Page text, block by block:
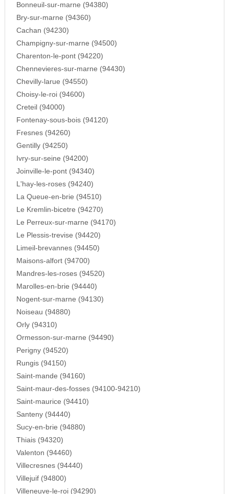
Bonneuil-sur-marne (94380)
Bry-sur-marne (94360)
Cachan (94230)
Champigny-sur-marne (94500)
Charenton-le-pont (94220)
Chennevieres-sur-marne (94430)
Chevilly-larue (94550)
Choisy-le-roi (94600)
Creteil (94000)
Fontenay-sous-bois (94120)
Fresnes (94260)
Gentilly (94250)
Ivry-sur-seine (94200)
Joinville-le-pont (94340)
L'hay-les-roses (94240)
La Queue-en-brie (94510)
Le Kremlin-bicetre (94270)
Le Perreux-sur-marne (94170)
Le Plessis-trevise (94420)
Limeil-brevannes (94450)
Maisons-alfort (94700)
Mandres-les-roses (94520)
Marolles-en-brie (94440)
Nogent-sur-marne (94130)
Noiseau (94880)
Orly (94310)
Ormesson-sur-marne (94490)
Perigny (94520)
Rungis (94150)
Saint-mande (94160)
Saint-maur-des-fosses (94100-94210)
Saint-maurice (94410)
Santeny (94440)
Sucy-en-brie (94880)
Thiais (94320)
Valenton (94460)
Villecresnes (94440)
Villejuif (94800)
Villeneuve-le-roi (94290)